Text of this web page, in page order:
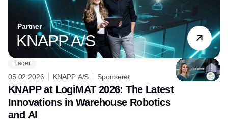
Partner
KNAPP A/S
Lager
05.02.2026 KNAPP A/S Sponseret
KNAPP at LogiMAT 2026: The Latest
Innovations in Warehouse Robotics
and AI